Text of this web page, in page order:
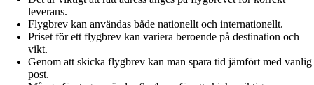
leverans.
Flygbrev kan användas både nationellt och internationellt.
Priset för ett flygbrev kan variera beroende på destination och
vikt.
Genom att skicka flygbrev kan man spara tid jämfört med vanlig
post.